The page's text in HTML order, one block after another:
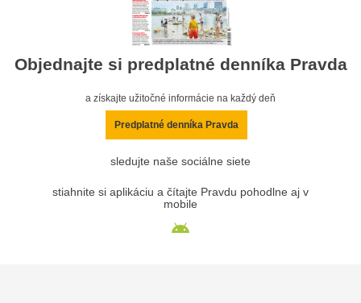
Objednajte si predplatné denníka Pravda
a získajte užitočné informácie na každý deň
Predplatné denníka Pravda
sledujte naše sociálne siete
stiahnite si aplikáciu a čítajte Pravdu pohodlne aj v
mobile